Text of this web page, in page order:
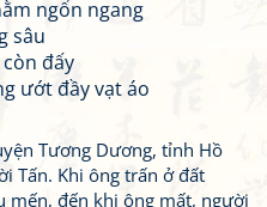
ngổn ngang
sâu
đấy
ướt đầy vạt áo
Tương Dương, tỉnh Hồ
Tấn. Khi ông trấn ở đất
mến, đến khi ông mất, người